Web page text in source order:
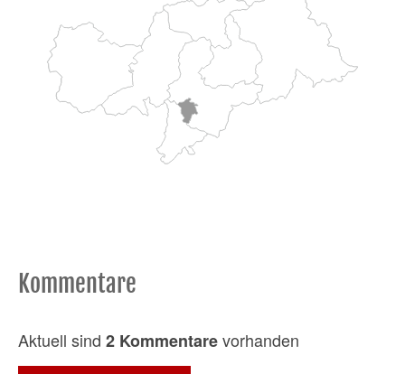
Kommentare
Aktuell sind 2 Kommentarevorhanden